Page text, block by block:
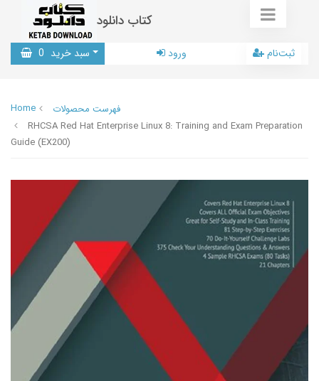
کتاب دانلود
سبد خرید 0 ورود ثبت‌نام
Home
فهرست محصولات
RHCSA Red Hat Enterprise Linux 8: Training and Exam Preparation
Guide (EX200)